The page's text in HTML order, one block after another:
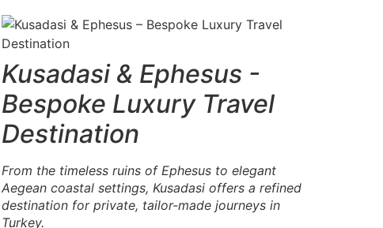
Kusadasi & Ephesus -
Bespoke Luxury Travel
Destination
From the timeless ruins of Ephesus to elegant
Aegean coastal settings, Kusadasi offers a refined
destination for private, tailor-made journeys in
Turkey.